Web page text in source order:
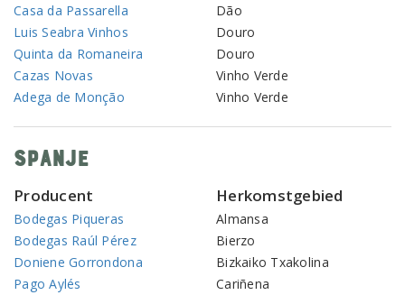
Casa da Passarella
Dão
Luis Seabra Vinhos
Douro
Quinta da Romaneira
Douro
Cazas Novas
Vinho Verde
Adega de Monção
Vinho Verde
Spanje
Producent Herkomstgebied
Bodegas Piqueras
Almansa
Bodegas Raúl Pérez
Bierzo
Doniene Gorrondona
Bizkaiko Txakolina
Pago Aylés
Cariñena